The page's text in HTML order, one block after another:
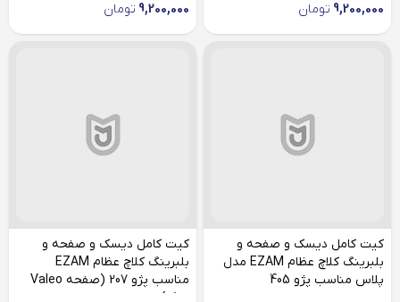
9,200,000 تومان 9,200,000 تومان
کیت کامل دیسک و صفحه و
بلبرینگ کلاچ عظام EZAM مدل
پلاس مناسب پژو 405
کیت کامل دیسک و صفحه و
بلبرینگ کلاچ عظام EZAM
مناسب پژو 207 (صفحه Valeo
بزرگ)